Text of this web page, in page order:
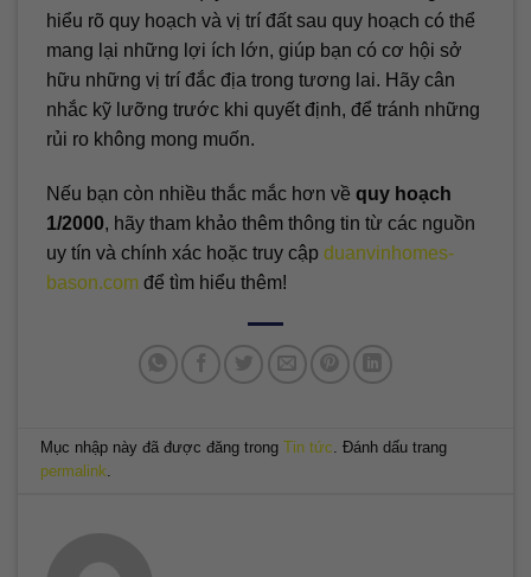
hiểu rõ quy hoạch và vị trí đất sau quy hoạch có thể
mang lại những lợi ích lớn, giúp bạn có cơ hội sở
hữu những vị trí đắc địa trong tương lai. Hãy cân
nhắc kỹ lưỡng trước khi quyết định, để tránh những
rủi ro không mong muốn.
Nếu bạn còn nhiều thắc mắc hơn về quy hoạch
1/2000, hãy tham khảo thêm thông tin từ các nguồn
uy tín và chính xác hoặc truy cập duanvinhomes-
bason.com để tìm hiểu thêm!
Mục nhập này đã được đăng trongTin tức. Đánh dấu trang
permalink.